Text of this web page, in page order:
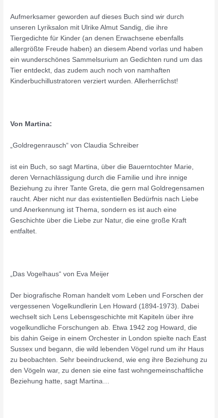
Aufmerksamer geworden auf dieses Buch sind wir durch
unseren Lyriksalon mit Ulrike Almut Sandig, die ihre
Tiergedichte für Kinder (an denen Erwachsene ebenfalls
allergrößte Freude haben) an diesem Abend vorlas und haben
ein wunderschönes Sammelsurium an Gedichten rund um das
Tier entdeckt, das zudem auch noch von namhaften
Kinderbuchillustratoren verziert wurden. Allerherrlichst!
Von Martina:
„Goldregenrausch“ von Claudia Schreiber
ist ein Buch, so sagt Martina, über die Bauerntochter Marie,
deren Vernachlässigung durch die Familie und ihre innige
Beziehung zu ihrer Tante Greta, die gern mal Goldregensamen
raucht. Aber nicht nur das existentiellen Bedürfnis nach Liebe
und Anerkennung ist Thema, sondern es ist auch eine
Geschichte über die Liebe zur Natur, die eine große Kraft
entfaltet.
„Das Vogelhaus“ von Eva Meijer
Der biografische Roman handelt vom Leben und Forschen der
vergessenen Vogelkundlerin Len Howard (1894-1973). Dabei
wechselt sich Lens Lebensgeschichte mit Kapiteln über ihre
vogelkundliche Forschungen ab. Etwa 1942 zog Howard, die
bis dahin Geige in einem Orchester in London spielte nach East
Sussex und begann, die wild lebenden Vögel rund um ihr Haus
zu beobachten. Sehr beeindruckend, wie eng ihre Beziehung zu
den Vögeln war, zu denen sie eine fast wohngemeinschaftliche
Beziehung hatte, sagt Martina…